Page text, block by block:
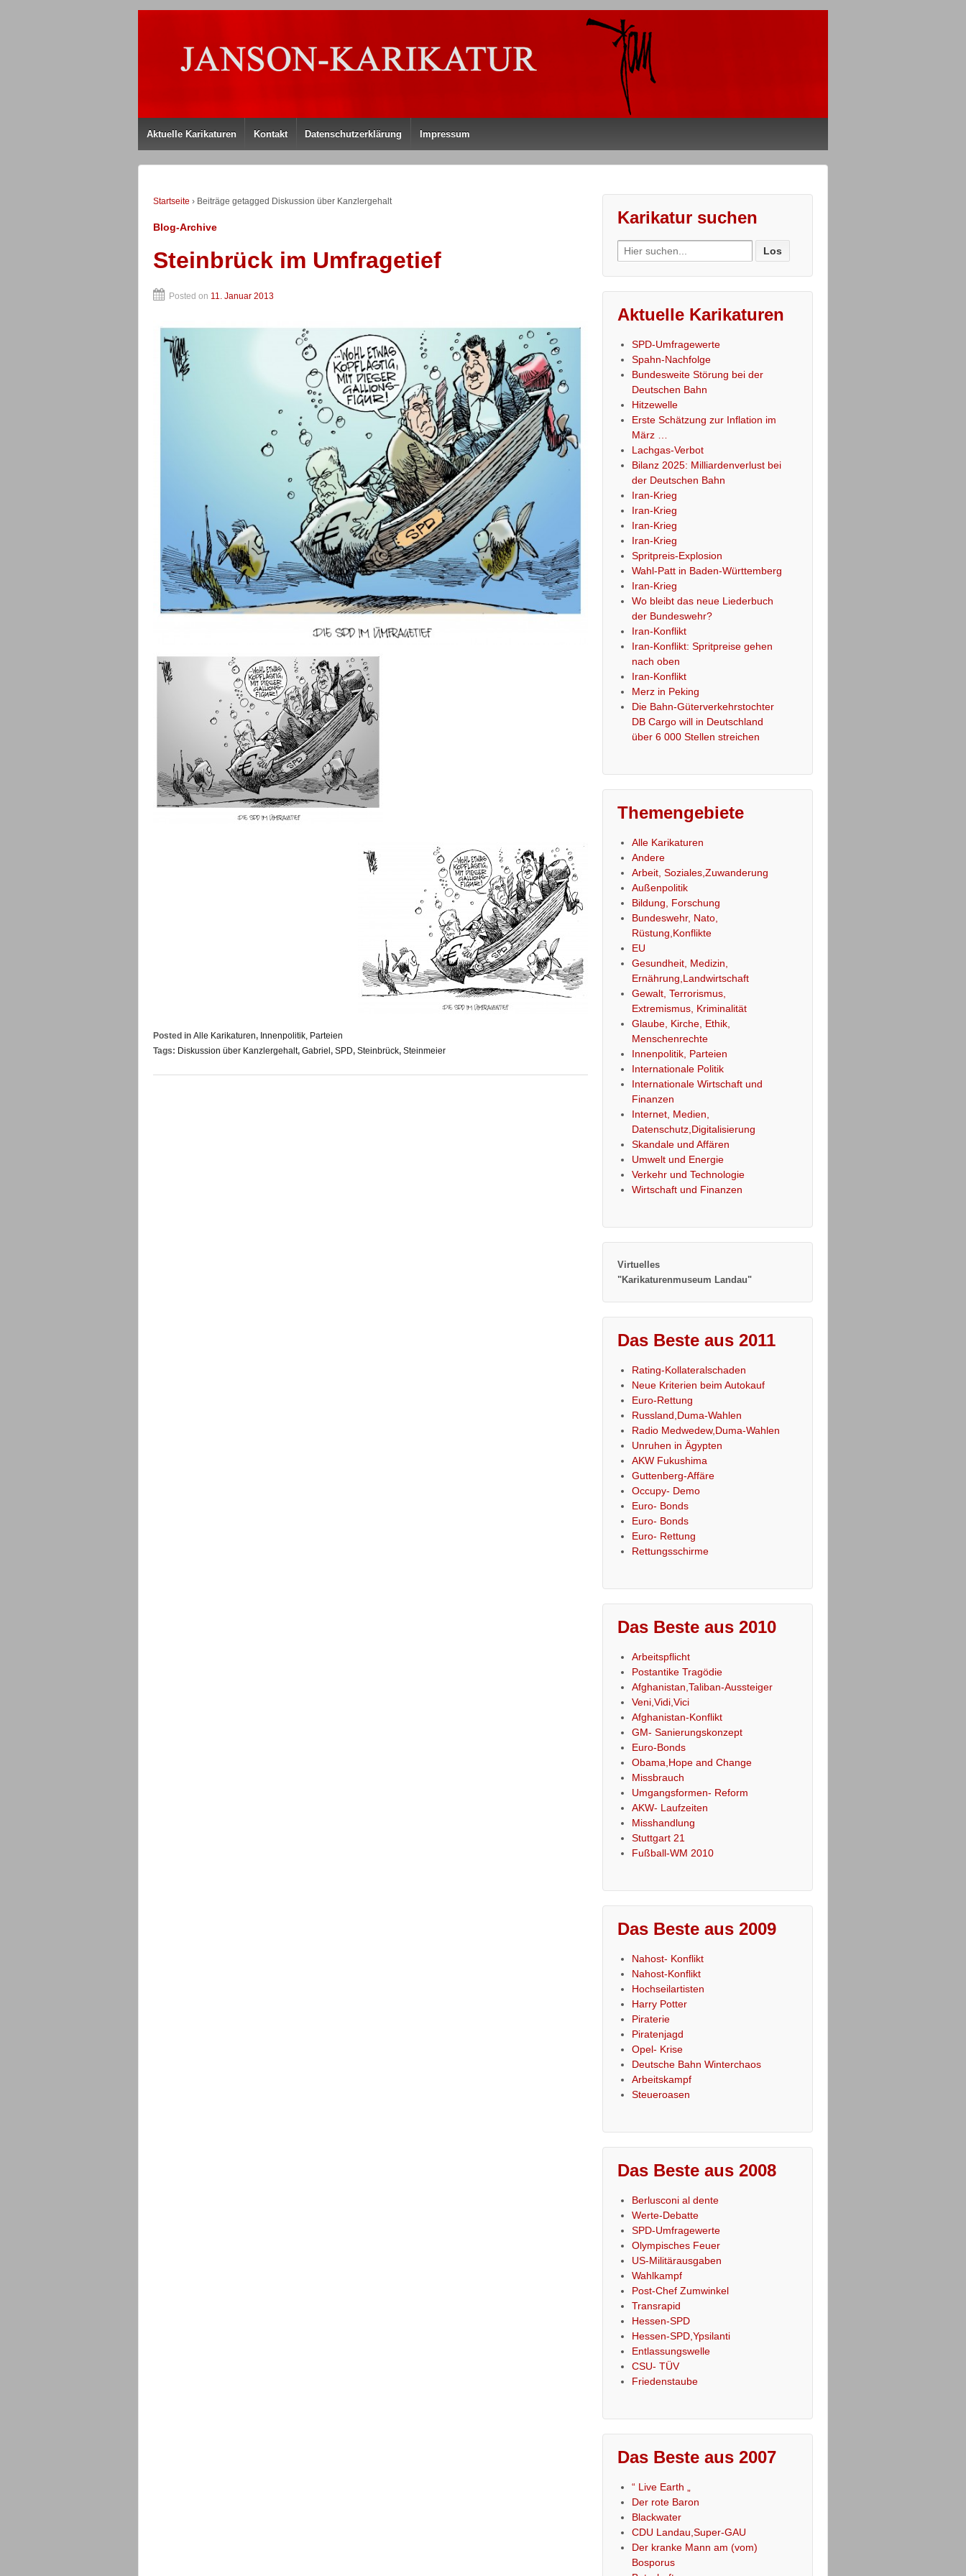
Aktuelle Karikaturen Kontakt Datenschutzerklärung Impressum
Startseite › Beiträge getagged Diskussion über Kanzlergehalt
Blog-Archive
Steinbrück im Umfragetief
Posted on 11. Januar 2013
Posted in Alle Karikaturen, Innenpolitik, Parteien
Tags: Diskussion über Kanzlergehalt, Gabriel , SPD, Steinbrück, Steinmeier
Karikatur suchen
Search
for:
Aktuelle Karikaturen
SPD-Umfragewerte
Spahn-Nachfolge
Bundesweite Störung bei der
Deutschen Bahn
Hitzewelle
Erste Schätzung zur Inflation im
März …
Lachgas-Verbot
Bilanz 2025: Milliardenverlust bei
der Deutschen Bahn
Iran-Krieg
Iran-Krieg
Iran-Krieg
Iran-Krieg
Spritpreis-Explosion
Wahl-Patt in Baden-Württemberg
Iran-Krieg
Wo bleibt das neue Liederbuch
der Bundeswehr?
Iran-Konflikt
Iran-Konflikt: Spritpreise gehen
nach oben
Iran-Konflikt
Merz in Peking
Die Bahn-Güterverkehrstochter
DB Cargo will in Deutschland
über 6 000 Stellen streichen
Themengebiete
Alle Karikaturen
Andere
Arbeit, Soziales,Zuwanderung
Außenpolitik
Bildung, Forschung
Bundeswehr, Nato,
Rüstung,Konflikte
EU
Gesundheit, Medizin,
Ernährung,Landwirtschaft
Gewalt, Terrorismus,
Extremismus, Kriminalität
Glaube, Kirche, Ethik,
Menschenrechte
Innenpolitik, Parteien
Internationale Politik
Internationale Wirtschaft und
Finanzen
Internet, Medien,
Datenschutz,Digitalisierung
Skandale und Affären
Umwelt und Energie
Verkehr und Technologie
Wirtschaft und Finanzen
Virtuelles
"Karikaturenmuseum Landau"
Das Beste aus 2011
Rating-Kollateralschaden
Neue Kriterien beim Autokauf
Euro-Rettung
Russland,Duma-Wahlen
Radio Medwedew,Duma-Wahlen
Unruhen in Ägypten
AKW Fukushima
Guttenberg-Affäre
Occupy- Demo
Euro- Bonds
Euro- Bonds
Euro- Rettung
Rettungsschirme
Das Beste aus 2010
Arbeitspflicht
Postantike Tragödie
Afghanistan,Taliban-Aussteiger
Veni,Vidi,Vici
Afghanistan-Konflikt
GM- Sanierungskonzept
Euro-Bonds
Obama,Hope and Change
Missbrauch
Umgangsformen- Reform
AKW- Laufzeiten
Misshandlung
Stuttgart 21
Fußball-WM 2010
Das Beste aus 2009
Nahost- Konflikt
Nahost-Konflikt
Hochseilartisten
Harry Potter
Piraterie
Piratenjagd
Opel- Krise
Deutsche Bahn Winterchaos
Arbeitskampf
Steueroasen
Das Beste aus 2008
Berlusconi al dente
Werte-Debatte
SPD-Umfragewerte
Olympisches Feuer
US-Militärausgaben
Wahlkampf
Post-Chef Zumwinkel
Transrapid
Hessen-SPD
Hessen-SPD,Ypsilanti
Entlassungswelle
CSU- TÜV
Friedenstaube
Das Beste aus 2007
“ Live Earth „
Der rote Baron
Blackwater
CDU Landau,Super-GAU
Der kranke Mann am (vom)
Bosporus